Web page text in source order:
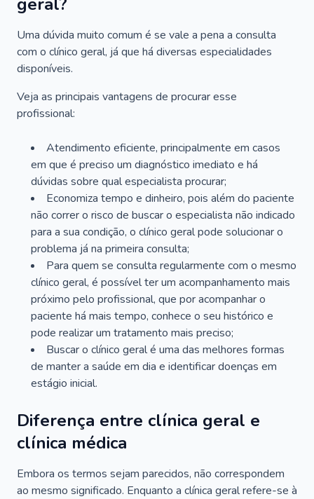
Uma dúvida muito comum é se vale a pena a consulta
com o clínico geral, já que há diversas especialidades
disponíveis.
Veja as principais vantagens de procurar esse
profissional:
Atendimento eficiente, principalmente em casos
em que é preciso um diagnóstico imediato e há
dúvidas sobre qual especialista procurar;
Economiza tempo e dinheiro, pois além do paciente
não correr o risco de buscar o especialista não indicado
para a sua condição, o clínico geral pode solucionar o
problema já na primeira consulta;
Para quem se consulta regularmente com o mesmo
clínico geral, é possível ter um acompanhamento mais
próximo pelo profissional, que por acompanhar o
paciente há mais tempo, conhece o seu histórico e
pode realizar um tratamento mais preciso;
Buscar o clínico geral é uma das melhores formas
de manter a saúde em dia e identificar doenças em
estágio inicial.
Diferença entre clínica geral e
clínica médica
Embora os termos sejam parecidos, não correspondem
ao mesmo significado. Enquanto a clínica geral refere-se à